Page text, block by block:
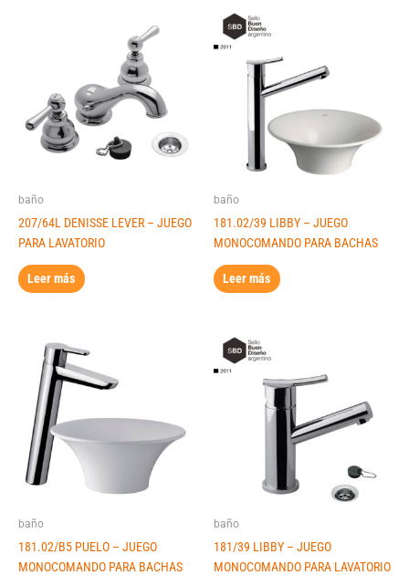
baño
207/64L DENISSE LEVER – JUEGO
PARA LAVATORIO
Leer más
baño
181.02/39 LIBBY – JUEGO
MONOCOMANDO PARA BACHAS
Leer más
baño
181.02/B5 PUELO – JUEGO
MONOCOMANDO PARA BACHAS
baño
181/39 LIBBY – JUEGO
MONOCOMANDO PARA LAVATORIO